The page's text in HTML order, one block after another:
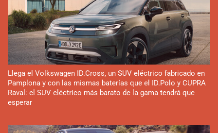
Llega el Volkswagen ID.Cross, un SUV eléctrico fabricado en
Pamplona y con las mismas baterías que el ID.Polo y CUPRA
Raval: el SUV eléctrico más barato de la gama tendrá que
esperar